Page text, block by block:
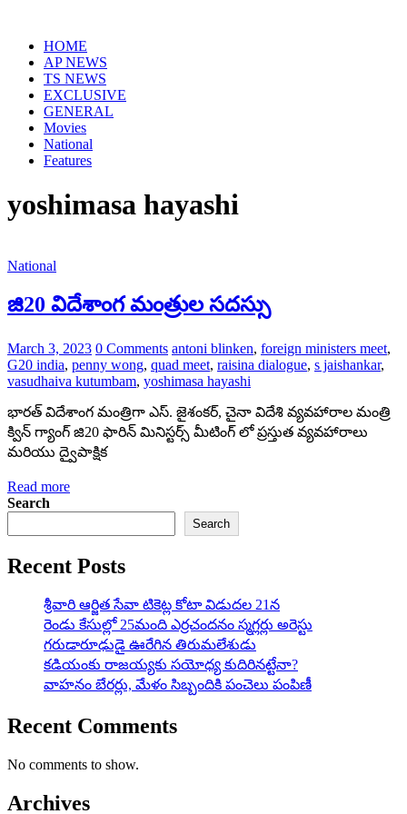
contentHOME
AP NEWS
TS NEWS
EXCLUSIVE
GENERAL
Movies
National
Features
yoshimasa hayashi
National
జి20 విదేశాంగ మంత్రుల సదస్సు
March 3, 2023 0 Comments antoni blinken, foreign ministers meet,
G20 india, penny wong, quad meet, raisina dialogue, s jaishankar,
vasudhaiva kutumbam, yoshimasa hayashi
భారత్ విదేశాంగ మంత్రిగా ఎస్. జైశంకర్, చైనా విదేశి వ్యవహారాల మంత్రి
క్విన్ గ్యాంగ్ జి20 ఫారిన్ మినిస్టర్స్ మీటింగ్ లో ప్రస్తుత వ్యవహారాలు
మరియు ద్వైపాక్షిక
Read more
Search
Search
Recent Posts
శ్రీవారి ఆర్జిత సేవా టికెట్ల కోటా విడుదల 21న
రెండు కేసుల్లో 25మంది ఎర్రచందనం స్మగ్లర్లు అరెస్టు
గరుడారూఢుడై ఊరేగిన తిరుమలేశుడు
కడియంకు రాజయ్యకు సయోధ్య కుదిరినట్టేనా?
వాహ‌నం బేర‌ర్లు, మేళం సిబ్బందికి పంచెలు పంపిణీ
Recent Comments
No comments to show.
Archives